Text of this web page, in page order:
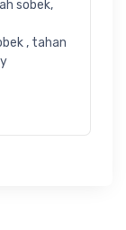
sobek,
, tahan